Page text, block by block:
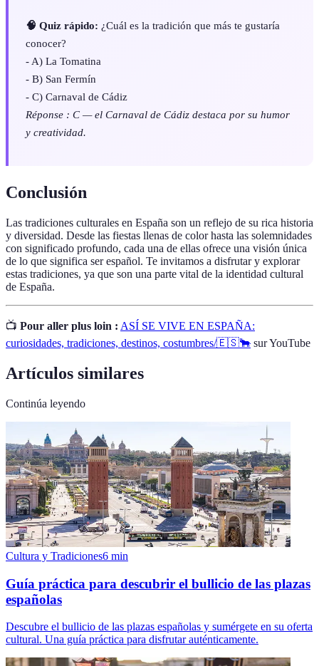
🧠 Quiz rápido: ¿Cuál es la tradición que más te gustaría
conocer?
- A) La Tomatina
- B) San Fermín
- C) Carnaval de Cádiz
Réponse : C — el Carnaval de Cádiz destaca por su humor
y creatividad.
Conclusión
Las tradiciones culturales en España son un reflejo de su rica historia
y diversidad. Desde las fiestas llenas de color hasta las solemnidades
con significado profundo, cada una de ellas ofrece una visión única
de lo que significa ser español. Te invitamos a disfrutar y explorar
estas tradiciones, ya que son una parte vital de la identidad cultural
de España.
📺 Pour aller plus loin : ASÍ SE VIVE EN ESPAÑA:
curiosidades, tradiciones, destinos, costumbres/🇪🇸🐂 sur YouTube
Artículos similares
Continúa leyendo
Cultura y Tradiciones6 min
Guía práctica para descubrir el bullicio de las plazas
españolas
Descubre el bullicio de las plazas españolas y sumérgete en su oferta
cultural. Una guía práctica para disfrutar auténticamente.